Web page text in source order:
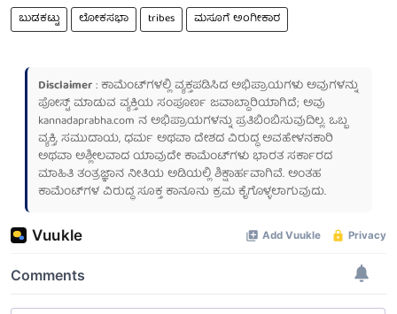
ಬುಡಕಟ್ಟು ಲೋಕಸಭಾ tribes ಮಸೂಗೆ ಅಂಗೀಕಾರ
Disclaimer: ಕಾಮೆಂಟ್‌ಗಳಲ್ಲಿ ವ್ಯಕ್ತಪಡಿಸಿದ ಅಭಿಪ್ರಾಯಗಳು ಅವುಗಳನ್ನು
ಪೋಸ್ಟ್ ಮಾಡುವ ವ್ಯಕ್ತಿಯ ಸಂಪೂರ್ಣ ಜವಾಬ್ದಾರಿಯಾಗಿದೆ; ಅವು
kannadaprabha.com ನ ಅಭಿಪ್ರಾಯಗಳನ್ನು ಪ್ರತಿಬಿಂಬಿಸುವುದಿಲ್ಲ. ಒಬ್ಬ
ವ್ಯಕ್ತಿ, ಸಮುದಾಯ, ಧರ್ಮ ಅಥವಾ ದೇಶದ ವಿರುದ್ಧ ಅವಹೇಳನಕಾರಿ
ಅಥವಾ ಅಶ್ಲೀಲವಾದ ಯಾವುದೇ ಕಾಮೆಂಟ್‌ಗಳು ಭಾರತ ಸರ್ಕಾರದ
ಮಾಹಿತಿ ತಂತ್ರಜ್ಞಾನ ನೀತಿಯ ಅಡಿಯಲ್ಲಿ ಶಿಕ್ಷಾರ್ಹವಾಗಿವೆ. ಅಂತಹ
ಕಾಮೆಂಟ್‌ಗಳ ವಿರುದ್ಧ ಸೂಕ್ತ ಕಾನೂನು ಕ್ರಮ ಕೈಗೊಳ್ಳಲಾಗುವುದು.